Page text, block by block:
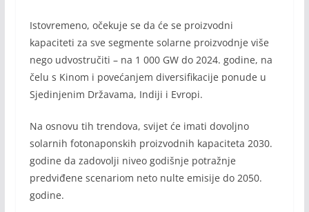
Istovremeno, očekuje se da će se proizvodni
kapaciteti za sve segmente solarne proizvodnje više
nego udvostručiti – na 1 000 GW do 2024. godine, na
čelu s Kinom i povećanjem diversifikacije ponude u
Sjedinjenim Državama, Indiji i Evropi.
Na osnovu tih trendova, svijet će imati dovoljno
solarnih fotonaponskih proizvodnih kapaciteta 2030.
godine da zadovolji niveo godišnje potražnje
predviđene scenariom neto nulte emisije do 2050.
godine.